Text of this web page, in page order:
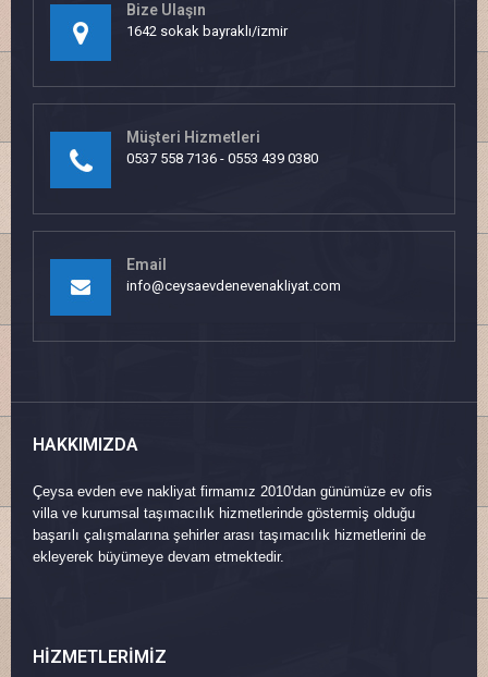
Bize Ulaşın
1642 sokak bayraklı/izmir
Müşteri Hizmetleri
0537 558 7136 - 0553 439 0380
Email
info@ceysaevdenevenakliyat.com
HAKKIMIZDA
Çeysa evden eve nakliyat firmamız 2010'dan günümüze ev ofis
villa ve kurumsal taşımacılık hizmetlerinde göstermiş olduğu
başarılı çalışmalarına şehirler arası taşımacılık hizmetlerini de
ekleyerek büyümeye devam etmektedir.
HIZMETLERIMIZ